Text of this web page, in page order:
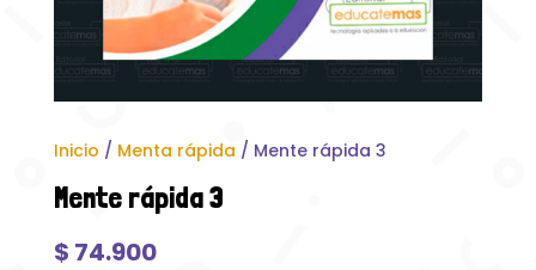
Inicio / Menta rápida / Mente rápida 3
Mente rápida 3
$ 74.900